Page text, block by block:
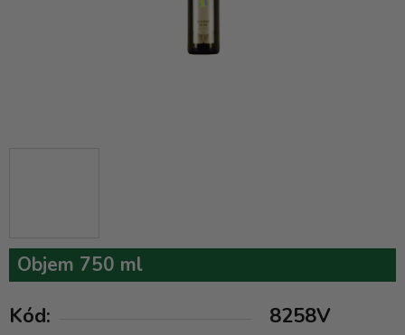
Objem 750 ml
Kód: 8258V